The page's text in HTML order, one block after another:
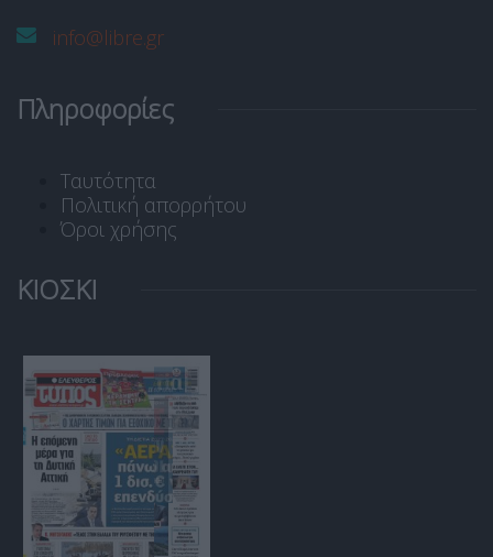
info@libre.gr
Πληροφορίες
Ταυτότητα
Πολιτική απορρήτου
Όροι χρήσης
ΚΙΟΣΚΙ